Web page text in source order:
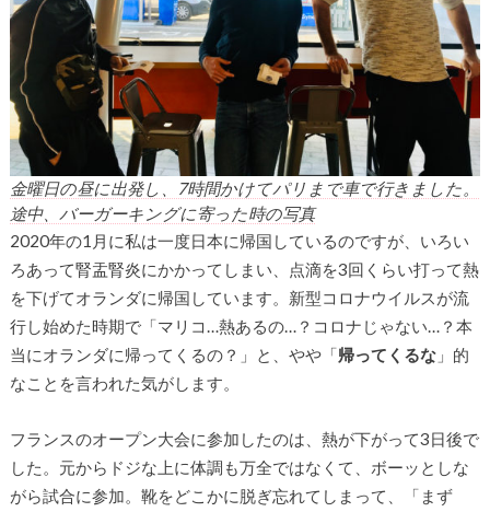
金曜日の昼に出発し、7時間かけてパリまで車で行きました。
途中、バーガーキングに寄った時の写真
2020年の1月に私は一度日本に帰国しているのですが、いろい
ろあって腎盂腎炎にかかってしまい、点滴を3回くらい打って熱
を下げてオランダに帰国しています。新型コロナウイルスが流
行し始めた時期で「マリコ…熱あるの…？コロナじゃない…？本
当にオランダに帰ってくるの？」と、やや「帰ってくるな」的
なことを言われた気がします。
フランスのオープン大会に参加したのは、熱が下がって3日後で
した。元からドジな上に体調も万全ではなくて、ボーッとしな
がら試合に参加。靴をどこかに脱ぎ忘れてしまって、「まず